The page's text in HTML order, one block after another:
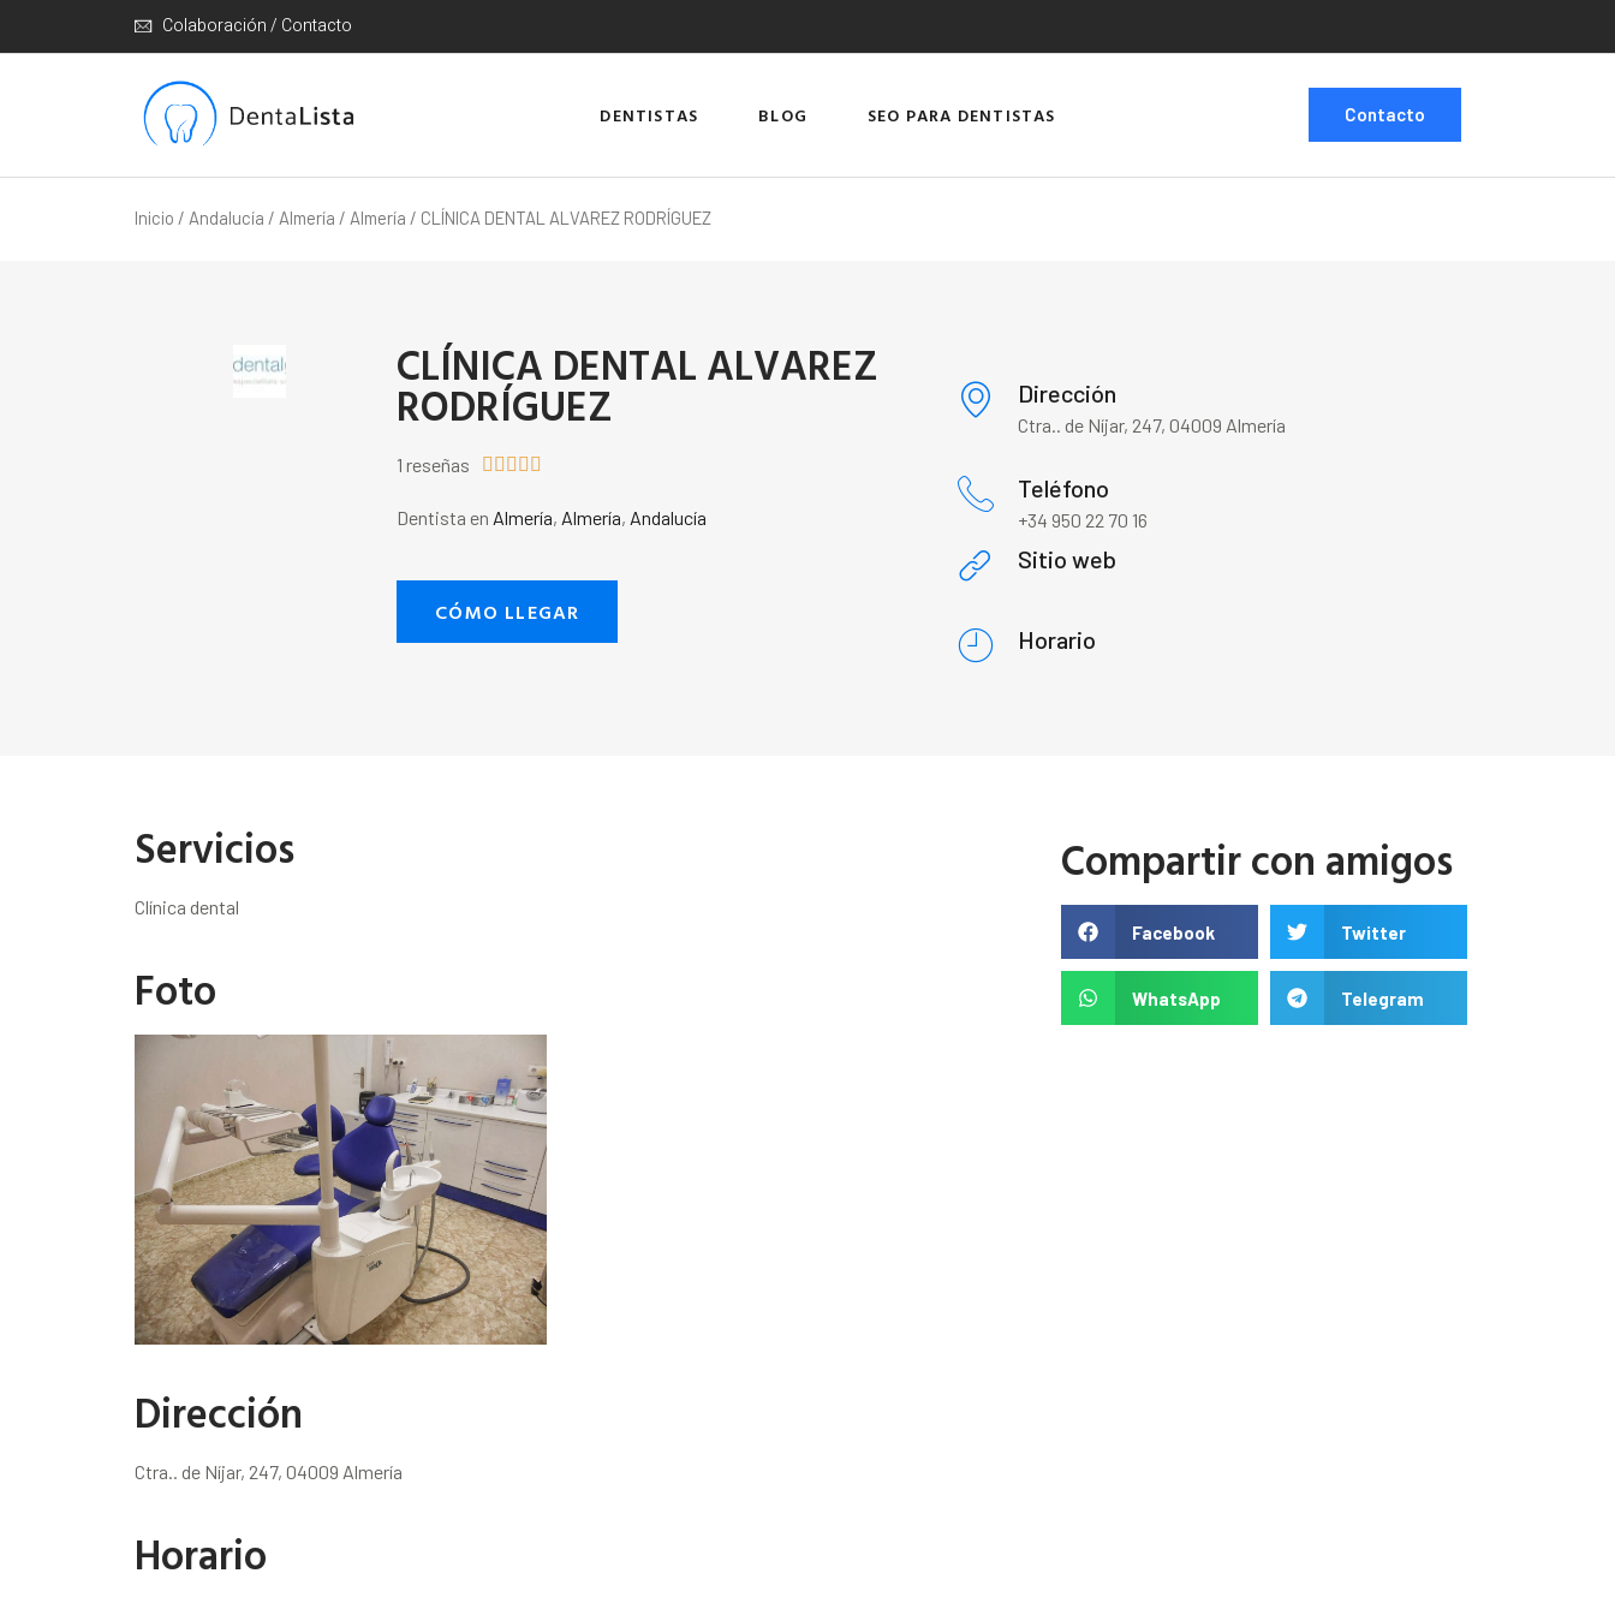
Colaboración / Contacto
DENTISTAS BLOG SEO PARA DENTISTAS Contacto
Inicio / Andalucía / Almería / Almería / CLÍNICA DENTAL ALVAREZ RODRÍGUEZ
CLÍNICA DENTAL ALVAREZ
RODRÍGUEZ
1 reseñas     
Dentista en Almería, Almería, Andalucía
CÓMO LLEGAR
Dirección
Ctra.. de Níjar, 247, 04009 Almería
Teléfono
+34 950 22 70 16
Sitio web
Horario
Servicios
Clínica dental
Foto
Dirección
Ctra.. de Níjar, 247, 04009 Almería
Horario
Compartir con amigos
Facebook Twitter
WhatsApp Telegram